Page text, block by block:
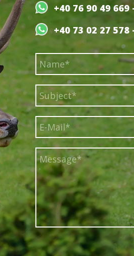
WUP+40 76 90 49 669
WUP+40 73 02 27 578
Name*
Subject*
E-
Mail* *
Message* *